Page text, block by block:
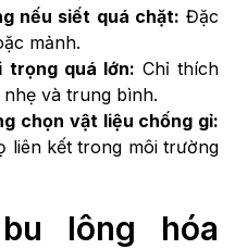
nếu siết quá chặt: Đặc
mảnh.
trọng quá lớn: Chỉ thích
và trung bình.
chọn vật liệu chống gỉ:
liên kết trong môi trường
lông hóa